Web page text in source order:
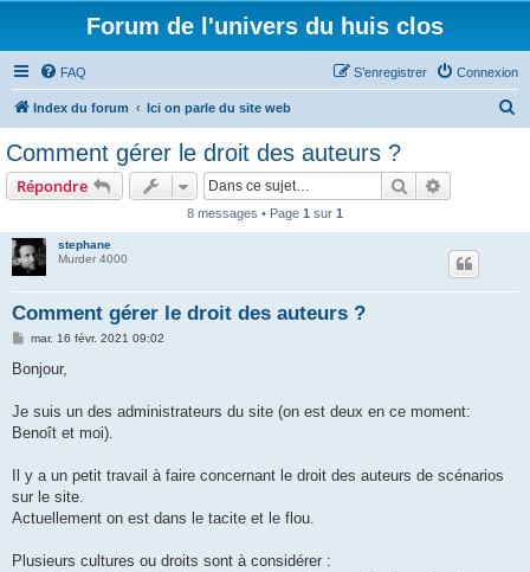
Forum de l'univers du huis clos
FAQ Connexion
S’enregistrer
Index du forum Ici on parle du site web
Comment gérer le droit des auteurs ?
Répondre Rechercher
8 messages • Page 1 sur 1
stephane
Murder 4000
Comment gérer le droit des auteurs ?
M
s
g
mar. 16 févr. 2021 09:02
Bonjour,
Je suis un des administrateurs du site (on est deux en ce moment:
Benoît et moi).
Il y a un petit travail à faire concernant le droit des auteurs de scénarios
sur le site.
Actuellement on est dans le tacite et le flou.
Plusieurs cultures ou droits sont à considérer :